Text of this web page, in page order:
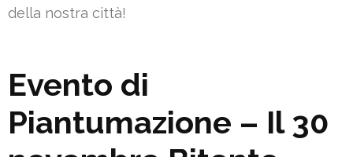
della nostra città!
Evento di
Piantumazione – Il 30